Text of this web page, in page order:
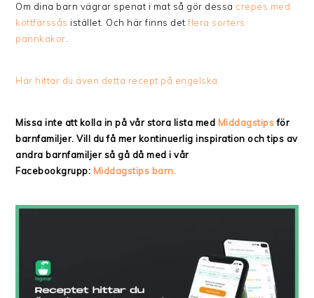
Om dina barn vägrar spenat i mat så gör dessa crepes med
köttfärssås istället. Och här finns detflera sorters
pannkakor.
Här hittar du även detta recept på engelska.
Missa inte att kolla in på vår stora lista med Middagstipsför
barnfamiljer. Vill du få mer kontinuerlig inspiration och tips av
andra barnfamiljer så gå då med i vår
Facebookgrupp: Middagstips barn.